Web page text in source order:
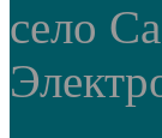
село